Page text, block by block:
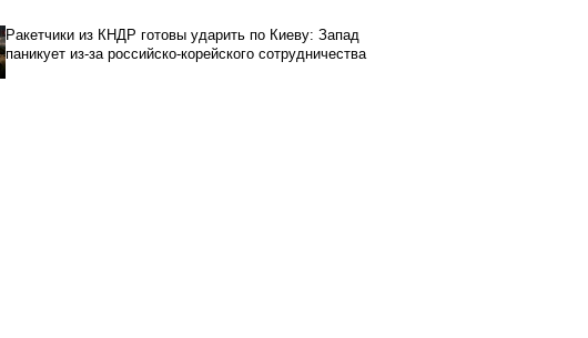
Ракетчики из КНДР готовы ударить по Киеву: Запад
паникует из-за российско-корейского сотрудничества